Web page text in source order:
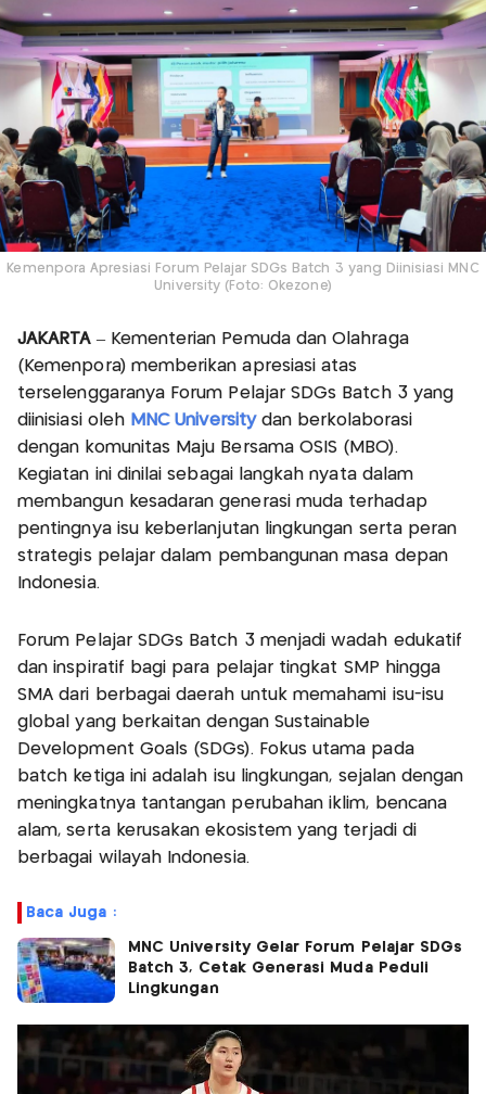
Kemenpora Apresiasi Forum Pelajar SDGs Batch 3 yang Diinisiasi MNC
University (Foto: Okezone)
JAKARTA– Kementerian Pemuda dan Olahraga
(Kemenpora) memberikan apresiasi atas
terselenggaranya Forum Pelajar SDGs Batch 3 yang
diinisiasi oleh MNC Universitydan berkolaborasi
dengan komunitas Maju Bersama OSIS (MBO).
Kegiatan ini dinilai sebagai langkah nyata dalam
membangun kesadaran generasi muda terhadap
pentingnya isu keberlanjutan lingkungan serta peran
strategis pelajar dalam pembangunan masa depan
Indonesia.
Forum Pelajar SDGs Batch 3 menjadi wadah edukatif
dan inspiratif bagi para pelajar tingkat SMP hingga
SMA dari berbagai daerah untuk memahami isu-isu
global yang berkaitan dengan Sustainable
Development Goals (SDGs). Fokus utama pada
batch ketiga ini adalah isu lingkungan, sejalan dengan
meningkatnya tantangan perubahan iklim, bencana
alam, serta kerusakan ekosistem yang terjadi di
berbagai wilayah Indonesia.
Baca Juga :
MNC University Gelar Forum Pelajar SDGs
Batch 3, Cetak Generasi Muda Peduli
Lingkungan